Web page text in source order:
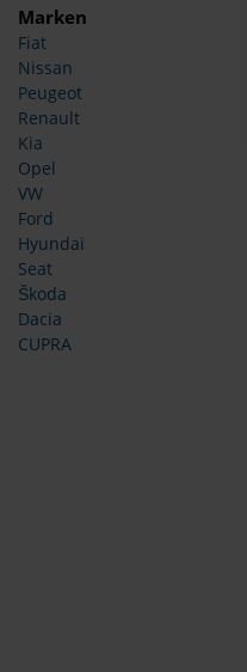
Marken
Fiat
Nissan
Peugeot
Renault
Kia
Opel
VW
Ford
Hyundai
Seat
Škoda
Dacia
CUPRA